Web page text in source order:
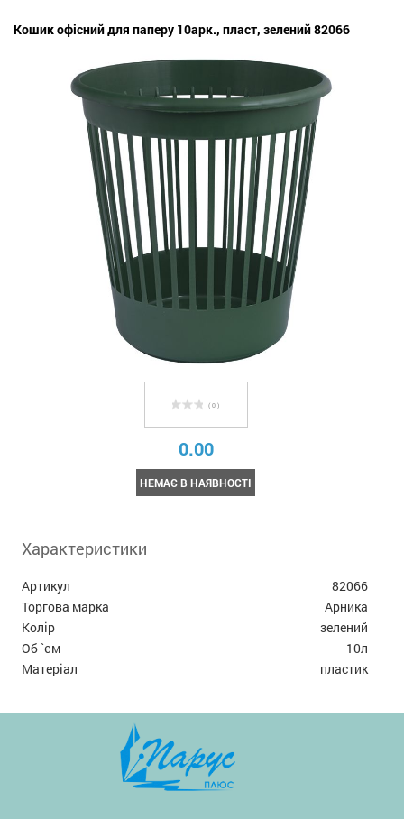
Кошик офісний для паперу 10арк., пласт, зелений 82066
( 0 )
0.00
НЕМАЄ В НАЯВНОСТІ
Характеристики
Артикул
82066
Торгова марка
Арника
Колір
зелений
Об `єм
10л
Матеріал
пластик